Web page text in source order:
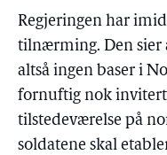
Regjeringen har
tilnærming. Den sier
altså ingen baser i
fornuftig nok
tilstedeværelse på
soldatene skal